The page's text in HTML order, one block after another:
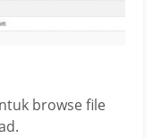
browse file